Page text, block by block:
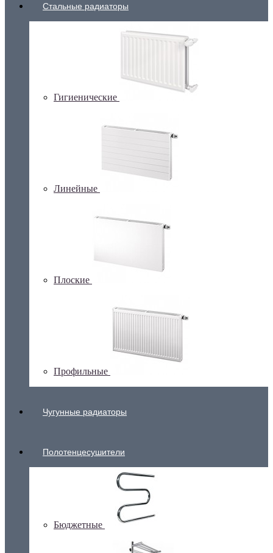
Стальные радиаторы
Гигиенические
Линейные
Плоские
Профильные
Чугунные радиаторы
Полотенцесушители
Бюджетные